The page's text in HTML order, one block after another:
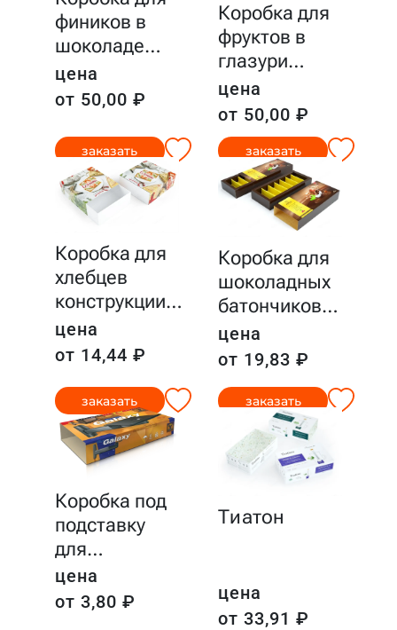
фиников в
шоколаде…
цена
от 50,00 ₽
заказать
Коробка для
фруктов в
глазури…
цена
от 50,00 ₽
заказать
Коробка для
хлебцев
конструкции…
цена
от 14,44 ₽
заказать
Коробка для
шоколадных
батончиков…
цена
от 19,83 ₽
заказать
Коробка под
подставку
для…
цена
от 3,80 ₽
Тиатон
цена
от 33,91 ₽